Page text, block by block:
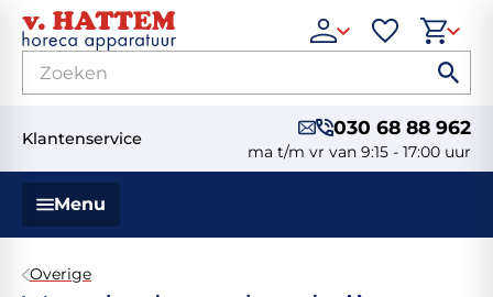
Klantenservice 030 68 88 962
ma t/m vr van 9:15 - 17:00 uur
Menu
Overige